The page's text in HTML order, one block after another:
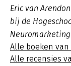
Eric van
bij de
Alle boeken van
Alle recensies